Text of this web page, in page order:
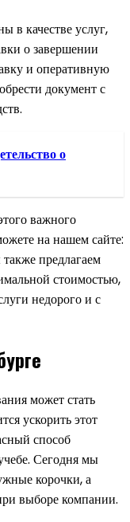
в качестве услуг,
о завершении
и оперативную
документ с
о
важного
на нашем сайте:
предлагаем
стоимостью,
недорого и с
может стать
ускорить этот
способ
Сегодня мы
корочки, а
выборе компании.